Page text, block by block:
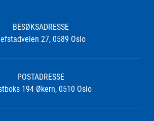
BESØKSADRESSE
27, 0589 Oslo
POSTADRESSE
194 Økern, 0510 Oslo